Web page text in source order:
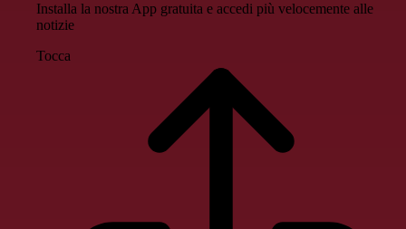
Installa la nostra App gratuita e accedi più velocemente alle
notizie
Tocca